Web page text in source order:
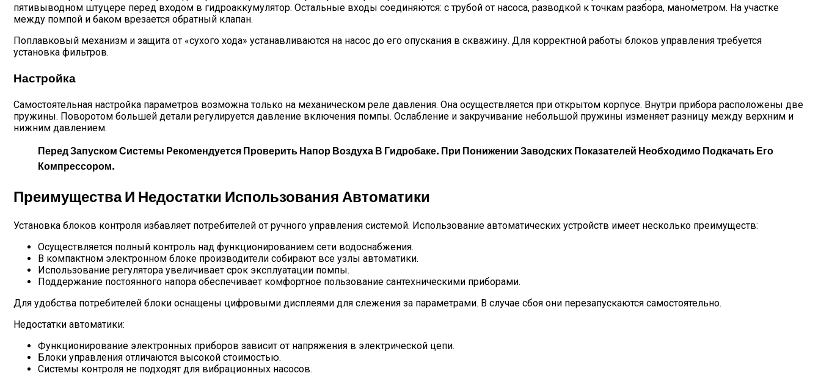
пятивыводном штуцере перед входом в гидроаккумулятор. Остальные входы соединяются: с трубой от насоса, разводкой к точкам разбора, манометром. На участке
между помпой и баком врезается обратный клапан.
Поплавковый механизм и защита от «сухого хода» устанавливаются на насос до его опускания в скважину. Для корректной работы блоков управления требуется
установка фильтров.
Настройка
Самостоятельная настройка параметров возможна только на механическом реле давления. Она осуществляется при открытом корпусе. Внутри прибора расположены две
пружины. Поворотом большей детали регулируется давление включения помпы. Ослабление и закручивание небольшой пружины изменяет разницу между верхним и
нижним давлением.
Перед Запуском Системы Рекомендуется Проверить Напор Воздуха В Гидробаке. При Понижении Заводских Показателей Необходимо Подкачать Его
Компрессором.
Преимущества И Недостатки Использования Автоматики
Установка блоков контроля избавляет потребителей от ручного управления системой. Использование автоматических устройств имеет несколько преимуществ:
Осуществляется полный контроль над функционированием сети водоснабжения.
В компактном электронном блоке производители собирают все узлы автоматики.
Использование регулятора увеличивает срок эксплуатации помпы.
Поддержание постоянного напора обеспечивает комфортное пользование сантехническими приборами.
Для удобства потребителей блоки оснащены цифровыми дисплеями для слежения за параметрами. В случае сбоя они перезапускаются самостоятельно.
Недостатки автоматики:
Функционирование электронных приборов зависит от напряжения в электрической цепи.
Блоки управления отличаются высокой стоимостью.
Системы контроля не подходят для вибрационных насосов.